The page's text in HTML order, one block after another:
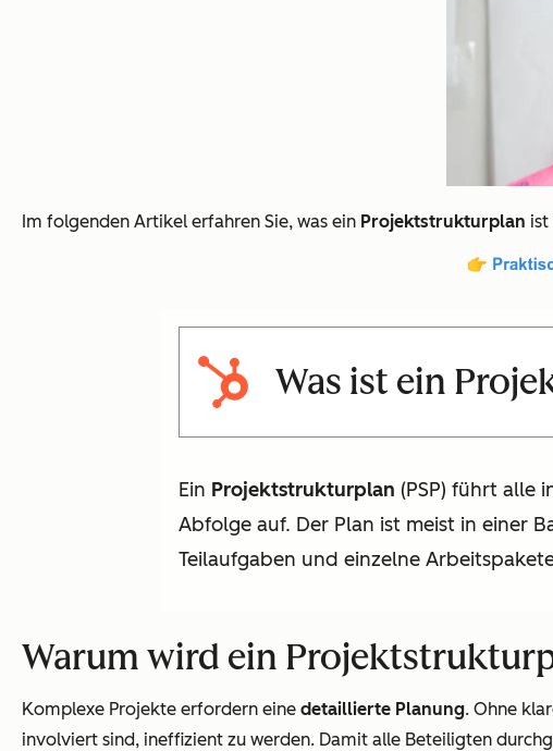
Im folgenden Artikel erfahren Sie, was ein Projektstrukturplan ist
Was ist ein
Ein Projektstrukturplan (PSP) führt alle
Abfolge auf. Der Plan ist meist in einer
Teilaufgaben und einzelne
Warum wird ein
Komplexe Projekte erfordern eine detaillierte Planung. Ohne
involviert sind, ineffizient zu werden. Damit alle Beteiligten